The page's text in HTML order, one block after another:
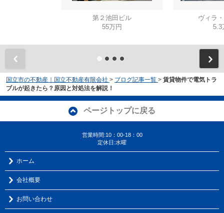
第２池田ビル
55万円
ヴィラ
5.3
国立市の不動産｜国立不動産有限会社 > ブログ記事一覧 > 賃貸物件で電気トラ
ブルが起きたら？原因と対処法を解説！
ページトップに戻る
営業時間:10：00-18：00
定休日:水曜
ホーム
会社概要
お問い合わせ